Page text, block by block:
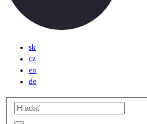
sk
cz
en
de